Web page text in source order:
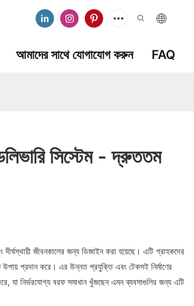
আমাদের সাথে যোগাযোগ করুন FAQ
সিস্টেম - দ্রুততম
জীবনকালের জন্য ডিজাইন করা হয়েছে। এটি গ্রাহকদের
প্রদান করে। এর উন্নত প্রযুক্তি এবং টেকসই নির্মাণের
যা নির্ভরযোগ্য বরফ সমাধান খুঁজছেন এমন ব্যবসাগুলির জন্য এটি